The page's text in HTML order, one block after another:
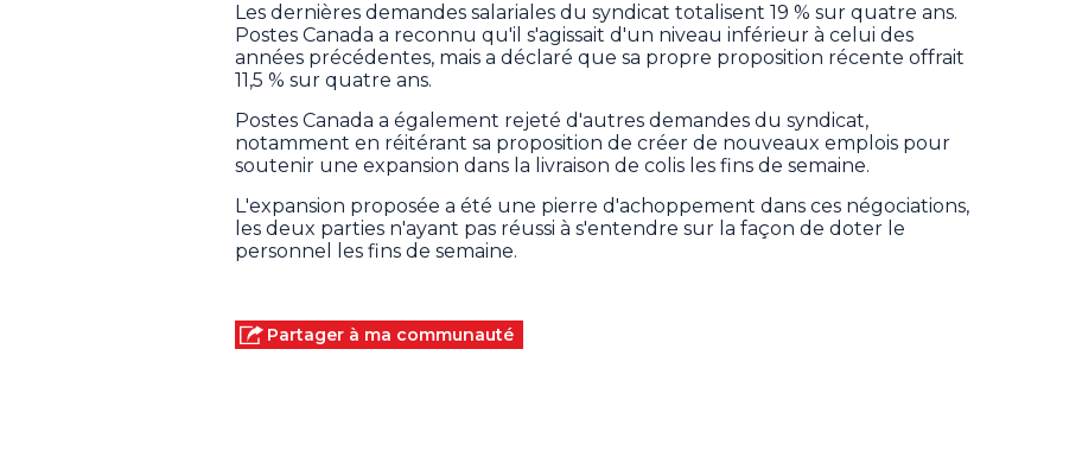
Les dernières demandes salariales du syndicat totalisent 19 % sur quatre ans.
Postes Canada a reconnu qu'il s'agissait d'un niveau inférieur à celui des
années précédentes, mais a déclaré que sa propre proposition récente offrait
11,5 % sur quatre ans.
Postes Canada a également rejeté d'autres demandes du syndicat,
notamment en réitérant sa proposition de créer de nouveaux emplois pour
soutenir une expansion dans la livraison de colis les fins de semaine.
L'expansion proposée a été une pierre d'achoppement dans ces négociations,
les deux parties n'ayant pas réussi à s'entendre sur la façon de doter le
personnel les fins de semaine.
Partager à ma communauté